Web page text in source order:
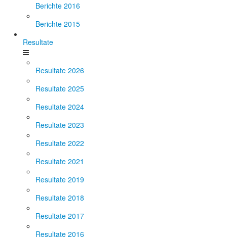
Berichte 2016
Berichte 2015
Resultate
Resultate 2026
Resultate 2025
Resultate 2024
Resultate 2023
Resultate 2022
Resultate 2021
Resultate 2019
Resultate 2018
Resultate 2017
Resultate 2016